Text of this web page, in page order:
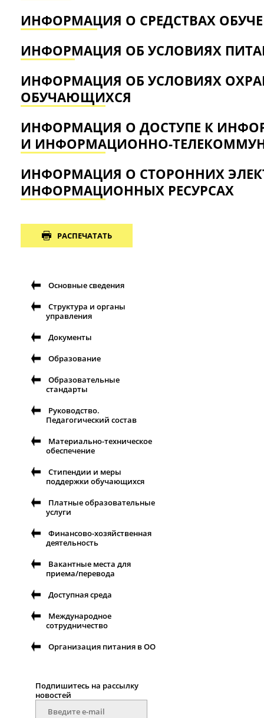
ИНФОРМАЦИЯ О СРЕДСТВАХ
ИНФОРМАЦИЯ ОБ УСЛОВИЯХ
ИНФОРМАЦИЯ ОБ УСЛОВИЯХ
ОБУЧАЮЩИХСЯ
ИНФОРМАЦИЯ О ДОСТУПЕ К
И ИНФОРМАЦИОННО-
ИНФОРМАЦИЯ О СТОРОННИХ
ИНФОРМАЦИОННЫХ РЕСУРСАХ
РАСПЕЧАТАТЬ
Основные сведения
Структура и органы
управления
Документы
Образование
Образовательные
стандарты
Руководство.
Педагогический состав
Материально-техническое
обеспечение
Стипендии и меры
поддержки обучающихся
Платные образовательные
услуги
Финансово-хозяйственная
деятельность
Вакантные места для
приема/перевода
Доступная среда
Международное
сотрудничество
Организация питания в ОО
Подпишитесь на рассылку
новостей